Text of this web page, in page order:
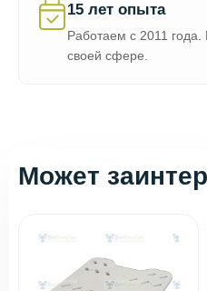
15 лет опыта
Работаем с 2011
своей сфере.
Может